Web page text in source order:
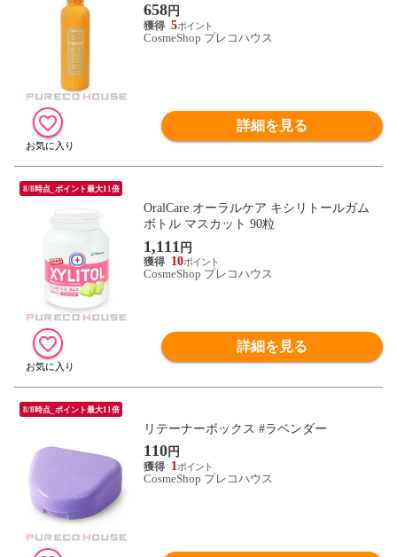
658円
5
CosmeShop プレコハウス
詳細を見る
8/8時点_ポイント最大11倍
OralCare オーラルケア キシリトールガム
ボトル マスカット 90粒
1,111 円
10
CosmeShop プレコハウス
詳細を見る
8/8時点_ポイント最大11倍
リテーナーボックス #ラベンダー
110円
1
CosmeShop プレコハウス